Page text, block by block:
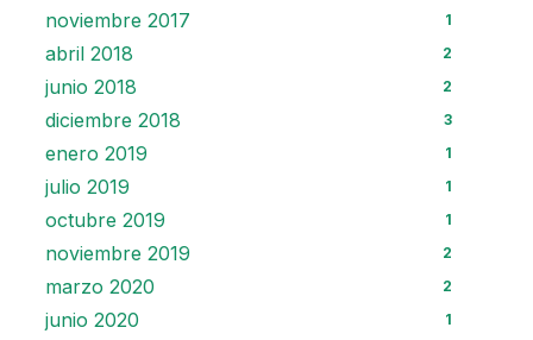
noviembre 2017 1
abril 2018 2
junio 2018 2
diciembre 2018 3
enero 2019 1
julio 2019 1
octubre 2019 1
noviembre 2019 2
marzo 2020 2
junio 2020 1